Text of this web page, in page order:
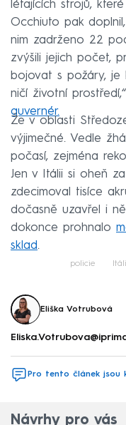
létajících strojů,
Occhiuto pak
nim zadrženo 22
zvýšili jejich počet,
bojovat s požáry, je
ničí životní prostředí,“
guvernér.
Že v oblasti
výjimečné. Vedle
počasí, zejména
Jen v Itálii si oheň
zdecimoval tisíce
dočasně uzavřel i
dokonce prohnalo
sklad.
policie
Eliška Votrubová
Pro tento článek jsou
Návrhy pro vás